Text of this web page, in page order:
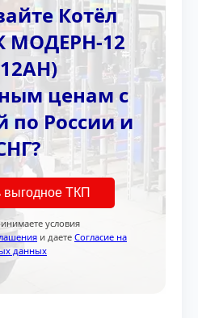
Котёл
МОДЕРН-12
ценам с
по России и
выгодное ТКП
условия
и даете Согласие на
данных